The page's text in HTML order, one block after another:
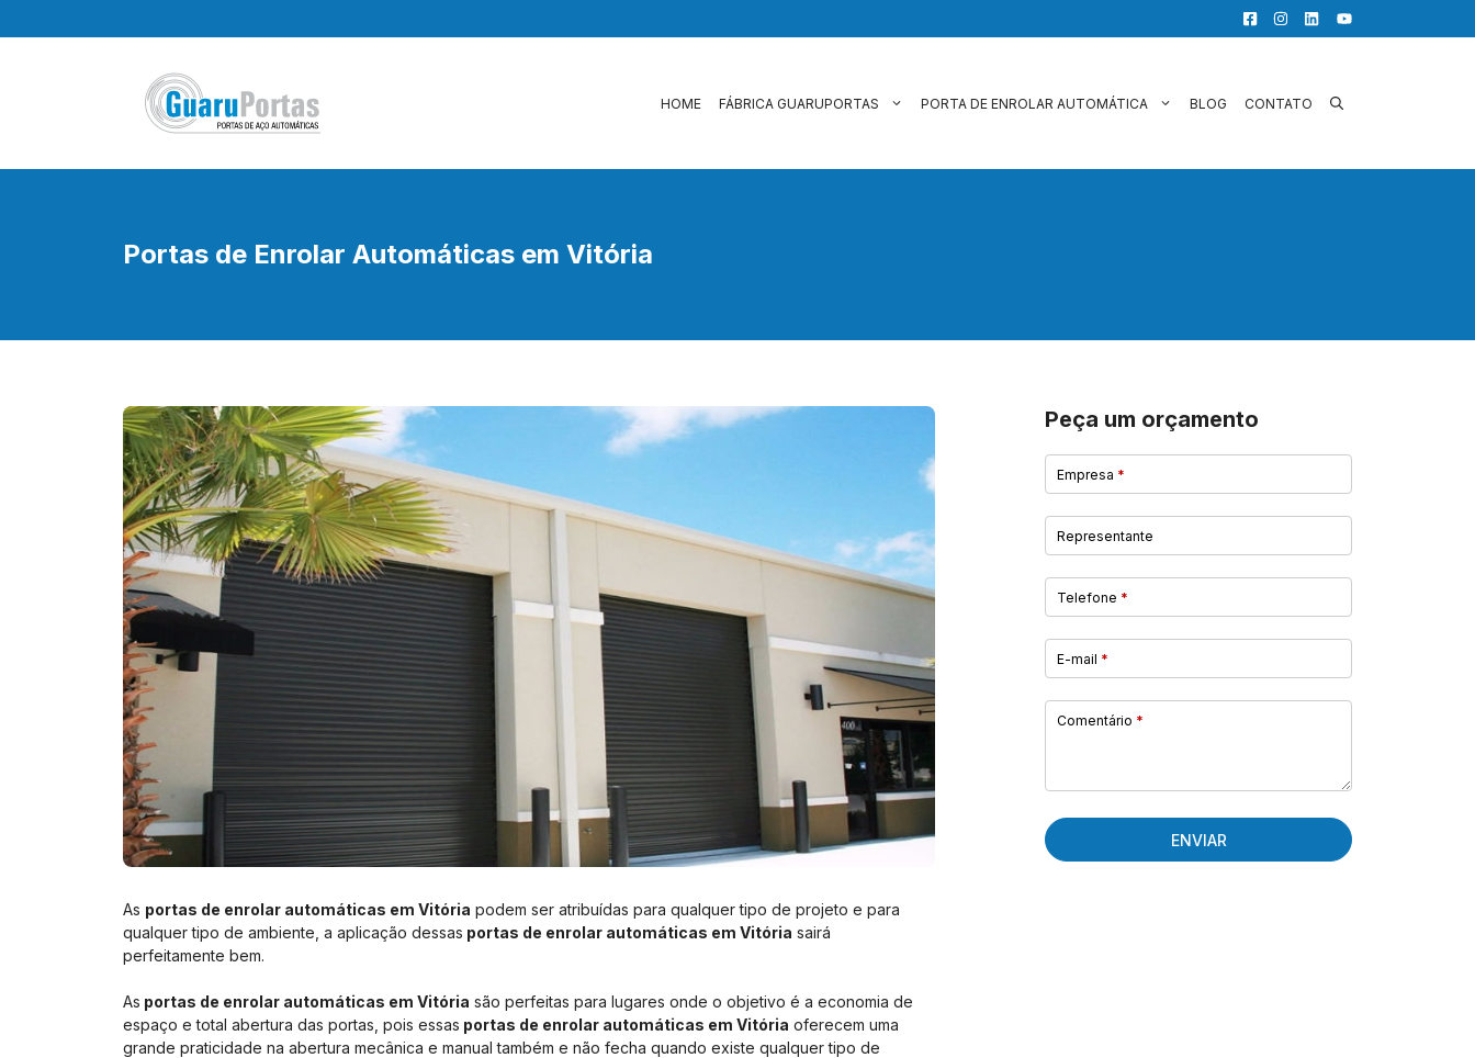
para
HOME FÁBRICA GUARUPORTAS PORTA DE ENROLAR AUTOMÁTICA BLOG CONTATO
Portas de Enrolar Automáticas em Vitória
As portas de enrolar automáticas em Vitória podem ser atribuídas para qualquer tipo de projeto e para
qualquer tipo de ambiente, a aplicação dessas portas de enrolar automáticas em Vitória sairá
perfeitamente bem.
As portas de enrolar automáticas em Vitória são perfeitas para lugares onde o objetivo é a economia de
espaço e total abertura das portas, pois essas portas de enrolar automáticas em Vitória oferecem uma
grande praticidade na abertura mecânica e manual também e não fecha quando existe qualquer tipo de
Peça um orçamento
Empresa *
Representante
Telefone *
E-mail *
Comentário *
ENVIAR